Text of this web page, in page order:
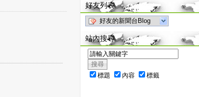
好友列表
好友的新聞台Blog
站內搜尋
標題 內容 標籤